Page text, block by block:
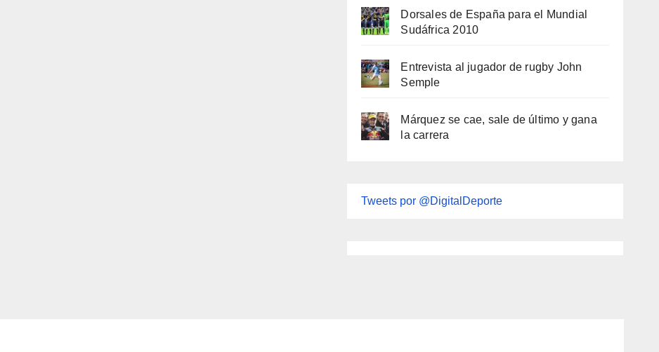
Dorsales de España para el Mundial
Sudáfrica 2010
Entrevista al jugador de rugby John
Semple
Márquez se cae, sale de último y gana
la carrera
Tweets por @DigitalDeporte